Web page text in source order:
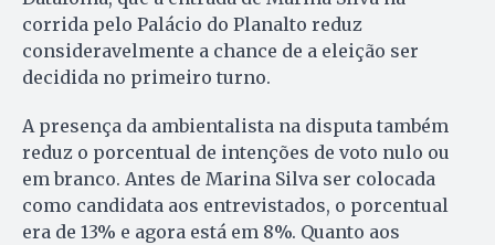
corrida pelo Palácio do Planalto reduz
consideravelmente a chance de a eleição ser
decidida no primeiro turno.
A presença da ambientalista na disputa também
reduz o porcentual de intenções de voto nulo ou
em branco. Antes de Marina Silva ser colocada
como candidata aos entrevistados, o porcentual
era de 13% e agora está em 8%. Quanto aos